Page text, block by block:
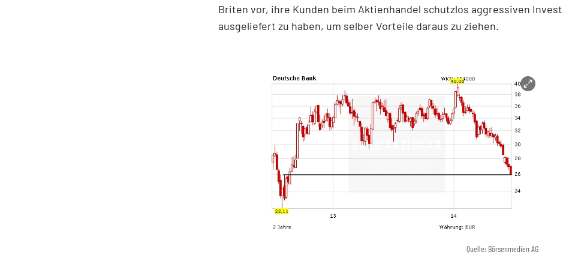
Briten vor, ihre Kunden beim Aktienhandel schutzlos aggressiven
ausgeliefert zu haben, um selber Vorteile daraus zu ziehen.
Quelle: Börsenmedien AG